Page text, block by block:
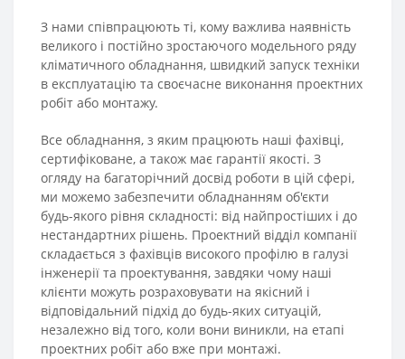
З нами співпрацюють ті, кому важлива наявність
великого і постійно зростаючого модельного ряду
кліматичного обладнання, швидкий запуск техніки
в експлуатацію та своєчасне виконання проектних
робіт або монтажу.
Все обладнання, з яким працюють наші фахівці,
сертифіковане, а також має гарантії якості. З
огляду на багаторічний досвід роботи в цій сфері,
ми можемо забезпечити обладнанням об'єкти
будь-якого рівня складності: від найпростіших і до
нестандартних рішень. Проектний відділ компанії
складається з фахівців високого профілю в галузі
інженерії та проектування, завдяки чому наші
клієнти можуть розраховувати на якісний і
відповідальний підхід до будь-яких ситуацій,
незалежно від того, коли вони виникли, на етапі
проектних робіт або вже при монтажі.